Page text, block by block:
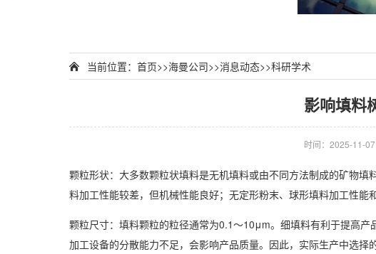
当前位置： 首页>>海曼公司>>消息动态>>科研学术
影响填料
时间：2025-11-
颗粒形状：大多数颗粒状填料是无机填料或由不同方法制成的矿物
料加工性能较差，但机械性能良好；无定形粉末、球形填料加工性能
颗粒尺寸：填料颗粒的粒径通常为0.1～10μm。细填料有利于提高
加工设备的分散能力不足，会影响产品质量。因此，实际生产中选择